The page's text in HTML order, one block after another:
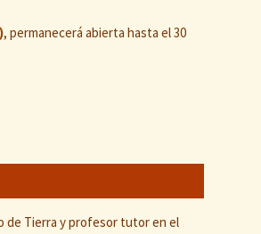
, permanecerá abierta hasta el 30
de Tierra y profesor tutor en el